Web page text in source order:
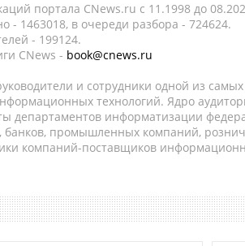
портала CNews.ru c 11.1998 до
- 1463018, в очереди разбора - 724624.
- 199124.
CNews - book@cnews.ru
и сотрудники одной из
технологий. Ядро
департаментов информатизации
банков, промышленных компаний,
компаний-поставщиков